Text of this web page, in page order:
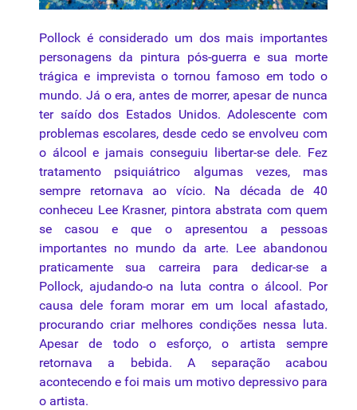
Pollock é considerado um dos mais importantes
personagens da pintura pós-guerra e sua morte
trágica e imprevista o tornou famoso em todo o
mundo. Já o era, antes de morrer, apesar de nunca
ter saído dos Estados Unidos. Adolescente com
problemas escolares, desde cedo se envolveu com
o álcool e jamais conseguiu libertar-se dele. Fez
tratamento psiquiátrico algumas vezes, mas
sempre retornava ao vício. Na década de 40
conheceu Lee Krasner, pintora abstrata com quem
se casou e que o apresentou a pessoas
importantes no mundo da arte. Lee abandonou
praticamente sua carreira para dedicar-se a
Pollock, ajudando-o na luta contra o álcool. Por
causa dele foram morar em um local afastado,
procurando criar melhores condições nessa luta.
Apesar de todo o esforço, o artista sempre
retornava a bebida. A separação acabou
acontecendo e foi mais um motivo depressivo para
o artista.